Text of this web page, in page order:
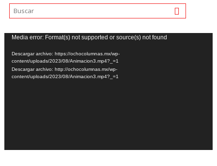
Reproductor
de
vídeo
Media error: Format(s) not supported or source(s) not found
Descargar archivo: https://ochocolumnas.mx/wp-
content/uploads/2023/08/Animacion3.mp4?_=1
Descargar archivo: http://ochocolumnas.mx/wp-
content/uploads/2023/08/Animacion3.mp4?_=1